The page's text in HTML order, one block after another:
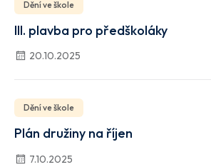
Dění ve škole
III. plavba pro předškoláky
20.10.2025
Dění ve škole
Plán družiny na říjen
7.10.2025